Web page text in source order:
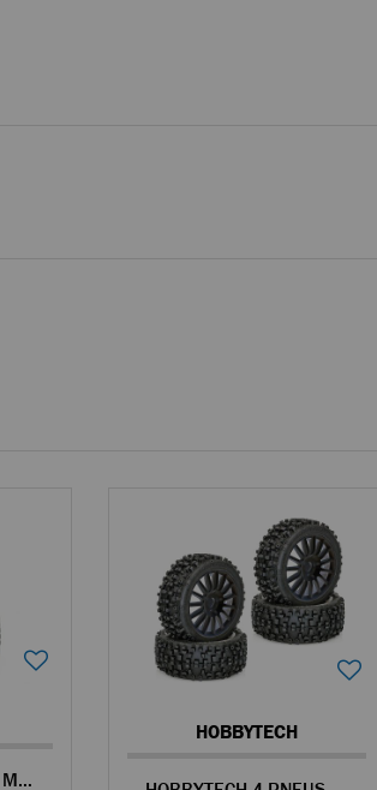
HOBBYTECH PNEUS MAXI CROSS COLLÉS SUR JANTES BLANCHES POUR BUGGY 1/8
HOBBYTECH